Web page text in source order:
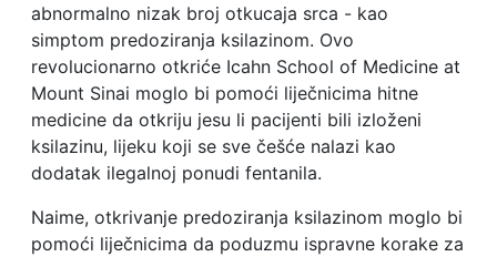
abnormalno nizak broj otkucaja srca - kao
simptom predoziranja ksilazinom. Ovo
revolucionarno otkriće Icahn School of Medicine at
Mount Sinai moglo bi pomoći liječnicima hitne
medicine da otkriju jesu li pacijenti bili izloženi
ksilazinu, lijeku koji se sve češće nalazi kao
dodatak ilegalnoj ponudi fentanila.
Naime, otkrivanje predoziranja ksilazinom moglo bi
pomoći liječnicima da poduzmu ispravne korake za